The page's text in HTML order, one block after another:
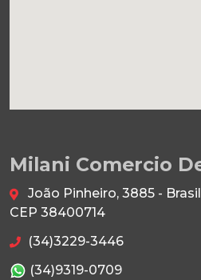
Milani Comercio
João Pinheiro, 3885 -
CEP 38400714
(34)3229-3446
(34)9319-0709